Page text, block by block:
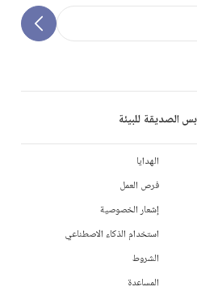
الصديقة للبيئة
الهدايا
فرص العمل
إشعار الخصوصية
استخدام الذكاء الاصطناعي
الشروط
المساعدة